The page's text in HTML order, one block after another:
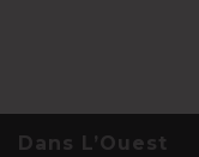
Dans L’Ouest